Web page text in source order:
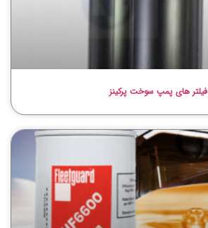
فیلتر های پمپ سوخت پرکینز